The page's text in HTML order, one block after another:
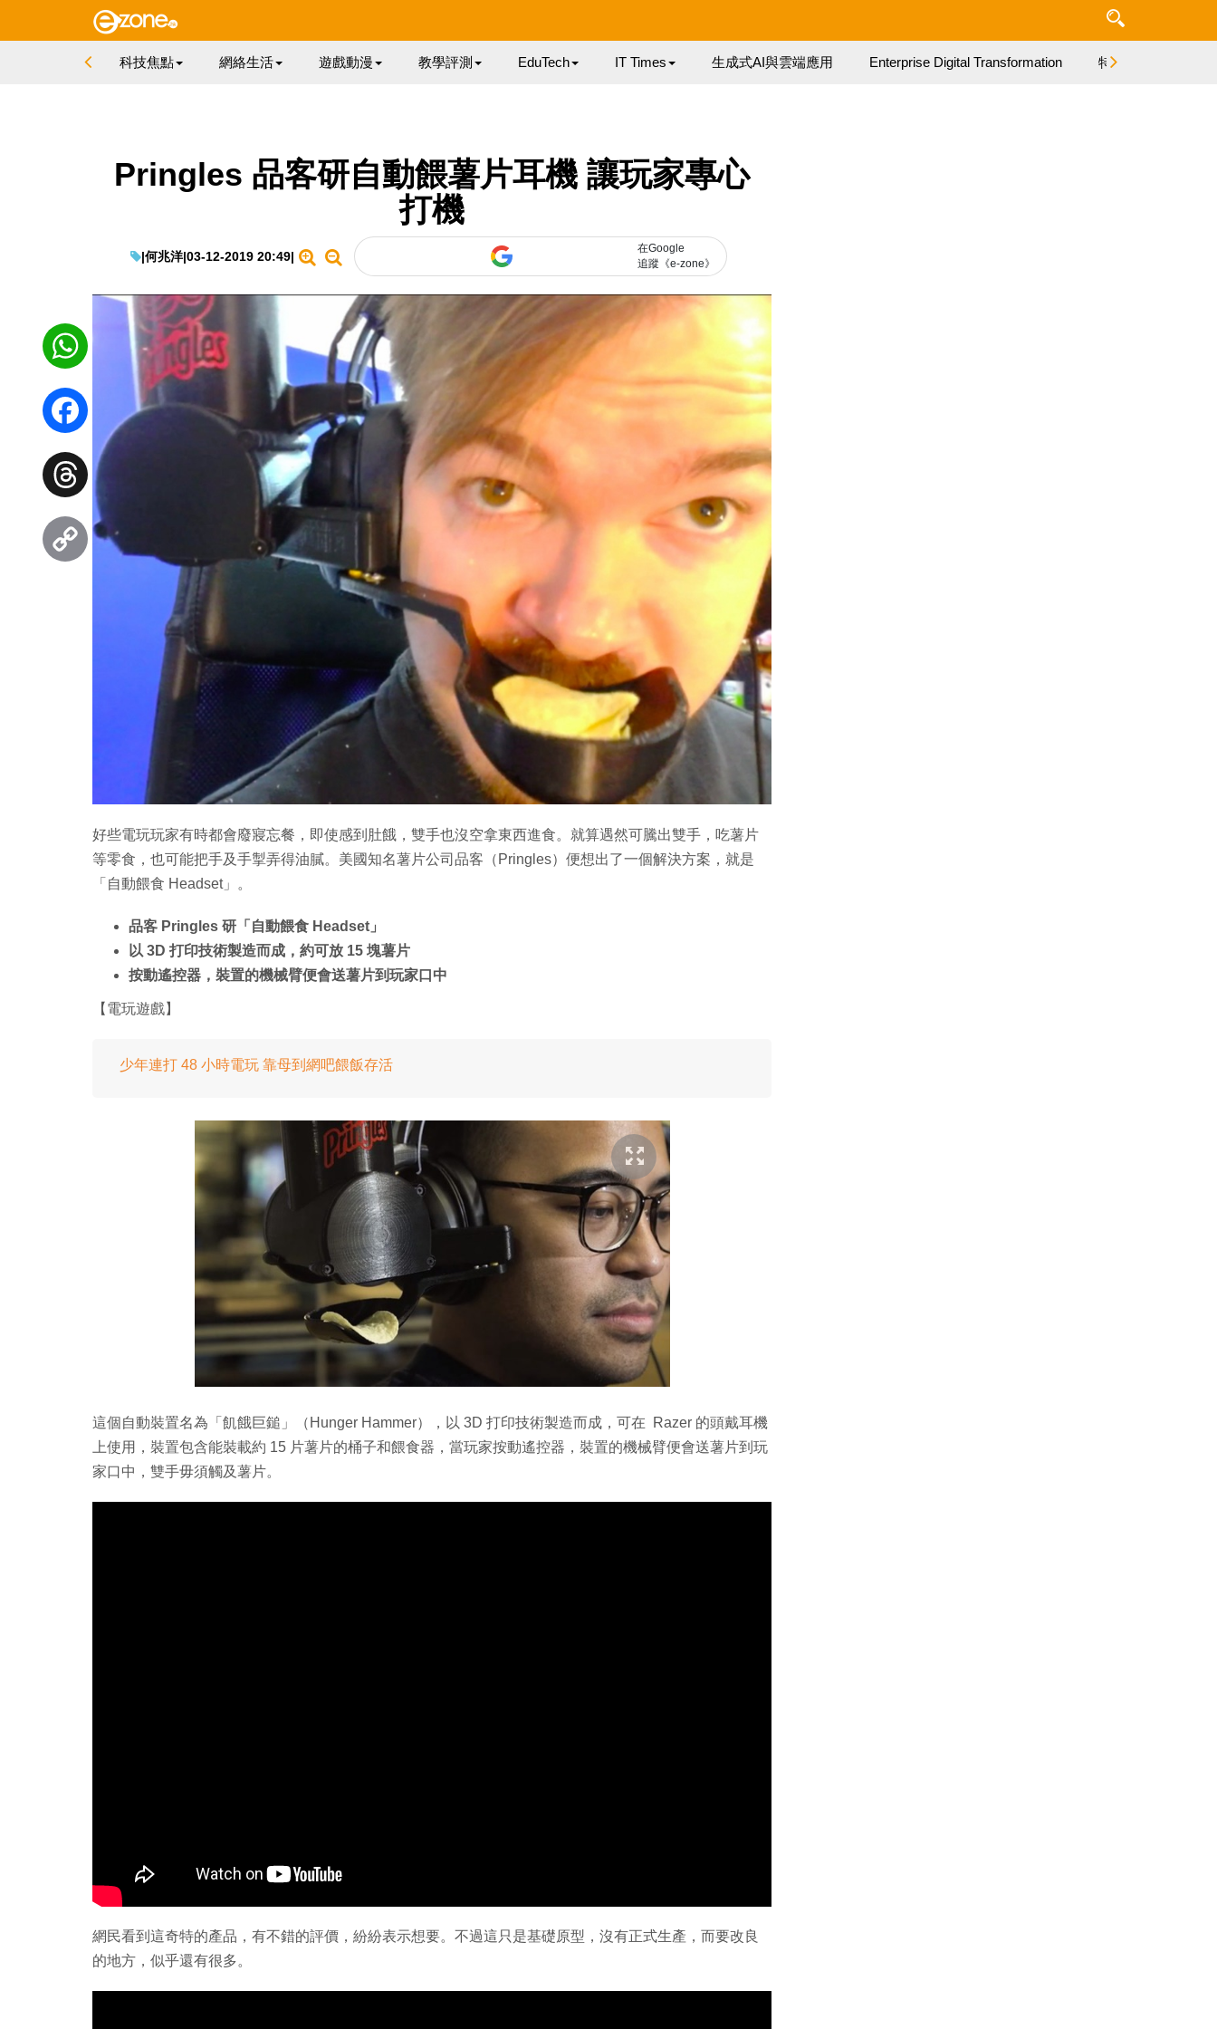
科技焦點 網絡生活 遊戲動漫 教學評測 EduTech IT Times 生成式AI與雲端應用 Enterprise Digital Transformation 特集
Pringles 品客研自動餵薯片耳機 讓玩家專心
打機
|何兆洋|03-12-2019 20:49|
在Google
追蹤《e-zone》
好些電玩玩家有時都會廢寢忘餐，即使感到肚餓，雙手也沒空拿東西進食。就算遇然可騰出雙手，吃薯片
等零食，也可能把手及手掣弄得油膩。美國知名薯片公司品客（Pringles）便想出了一個解決方案，就是
「自動餵食 Headset」。
品客 Pringles 研「自動餵食 Headset」
以 3D 打印技術製造而成，約可放 15 塊薯片
按動遙控器，裝置的機械臂便會送薯片到玩家口中
【電玩遊戲】
少年連打 48 小時電玩 靠母到網吧餵飯存活
這個自動裝置名為「飢餓巨鎚」（Hunger Hammer），以 3D 打印技術製造而成，可在 Razer 的頭戴耳機
上使用，裝置包含能裝載約 15 片薯片的桶子和餵食器，當玩家按動遙控器，裝置的機械臂便會送薯片到玩
家口中，雙手毋須觸及薯片。
網民看到這奇特的產品，有不錯的評價，紛紛表示想要。不過這只是基礎原型，沒有正式生產，而要改良
的地方，似乎還有很多。
WhatsApp
Facebook
Threads